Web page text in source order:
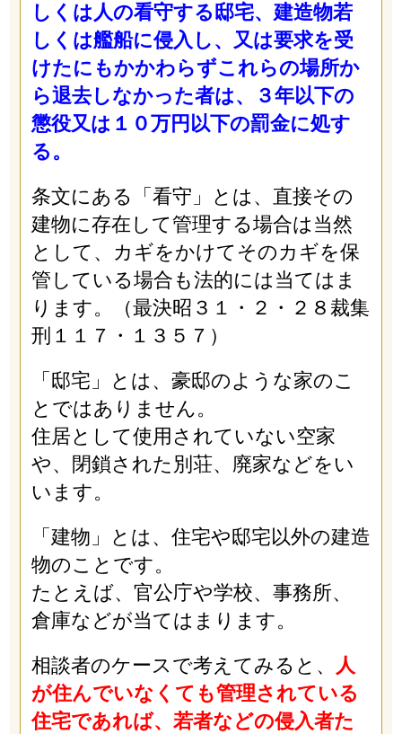
しくは人の看守する邸宅、建造物若
しくは艦船に侵入し、又は要求を受
けたにもかかわらずこれらの場所か
ら退去しなかった者は、３年以下の
懲役又は１０万円以下の罰金に処す
る。
条文にある「看守」とは、直接その
建物に存在して管理する場合は当然
として、カギをかけてそのカギを保
管している場合も法的には当てはま
ります。（最決昭３１・２・２８裁集
刑１１７・１３５７）
「邸宅」とは、豪邸のような家のこ
とではありません。
住居として使用されていない空家
や、閉鎖された別荘、廃家などをい
います。
「建物」とは、住宅や邸宅以外の建造
物のことです。
たとえば、官公庁や学校、事務所、
倉庫などが当てはまります。
相談者のケースで考えてみると、 人
が住んでいなくても管理されている
住宅であれば、若者などの侵入者た